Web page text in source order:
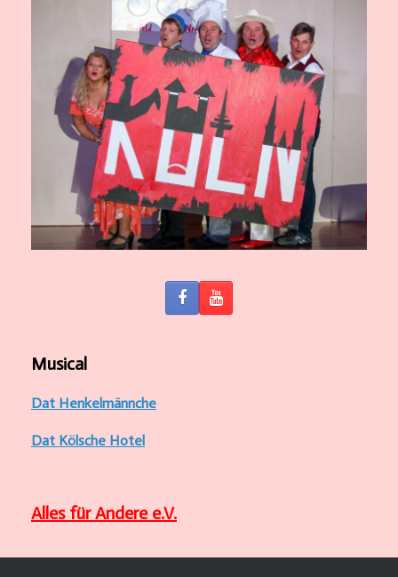
Musical
Dat Henkelmännche
Dat Kölsche Hotel
Alles für Andere e.V.